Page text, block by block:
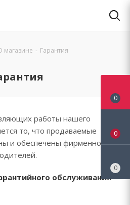
магазине - Гарантия
работы нашего
то, что продаваемые
и обеспечены фирменной
обслуживания
0
0
0